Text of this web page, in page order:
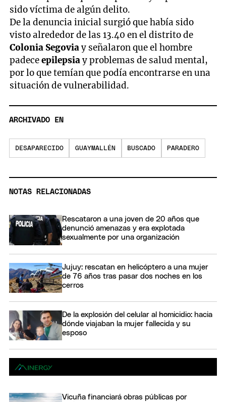
sido víctima de algún delito.
De la denuncia inicial surgió que había sido
visto alrededor de las 13.40 en el distrito de
Colonia Segoviay señalaron que el hombre
padeceepilepsiay problemas de salud mental,
por lo que temían que podía encontrarse en una
situación de vulnerabilidad.
ARCHIVADO EN
DESAPARECIDO GUAYMALLÉN BUSCADO PARADERO
NOTAS RELACIONADAS
Rescataron a una joven de 20 años que
denunció amenazas y era explotada
sexualmente por una organización
Jujuy: rescatan en helicóptero a una mujer
de 76 años tras pasar dos noches en los
cerros
De la explosión del celular al homicidio: hacia
dónde viajaban la mujer fallecida y su
esposo
Vicuña financiará obras públicas por